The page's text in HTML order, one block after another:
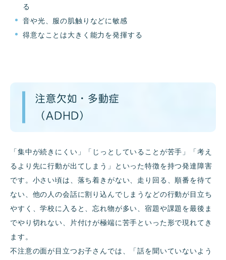
る
音や光、服の肌触りなどに敏感
得意なことは大きく能力を発揮する
注意欠如・多動症
（ADHD）
「集中が続きにくい」「じっとしていることが苦手」「考え
るより先に行動が出てしまう」といった特徴を持つ発達障害
です。小さい頃は、落ち着きがない、走り回る、順番を待て
ない、他の人の会話に割り込んでしまうなどの行動が目立ち
やすく、学校に入ると、忘れ物が多い、宿題や課題を最後ま
でやり切れない、片付けが極端に苦手といった形で現れてき
ます。
不注意の面が目立つお子さんでは、「話を聞いていないよう